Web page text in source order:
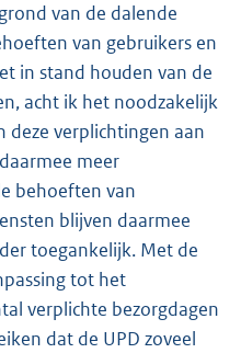
van de dalende
van gebruikers en
in stand houden van de
acht ik het noodzakelijk
deze verplichtingen aan
meer
behoeften van
blijven daarmee
toegankelijk. Met de
tot het
verplichte bezorgdagen
dat de UPD zoveel